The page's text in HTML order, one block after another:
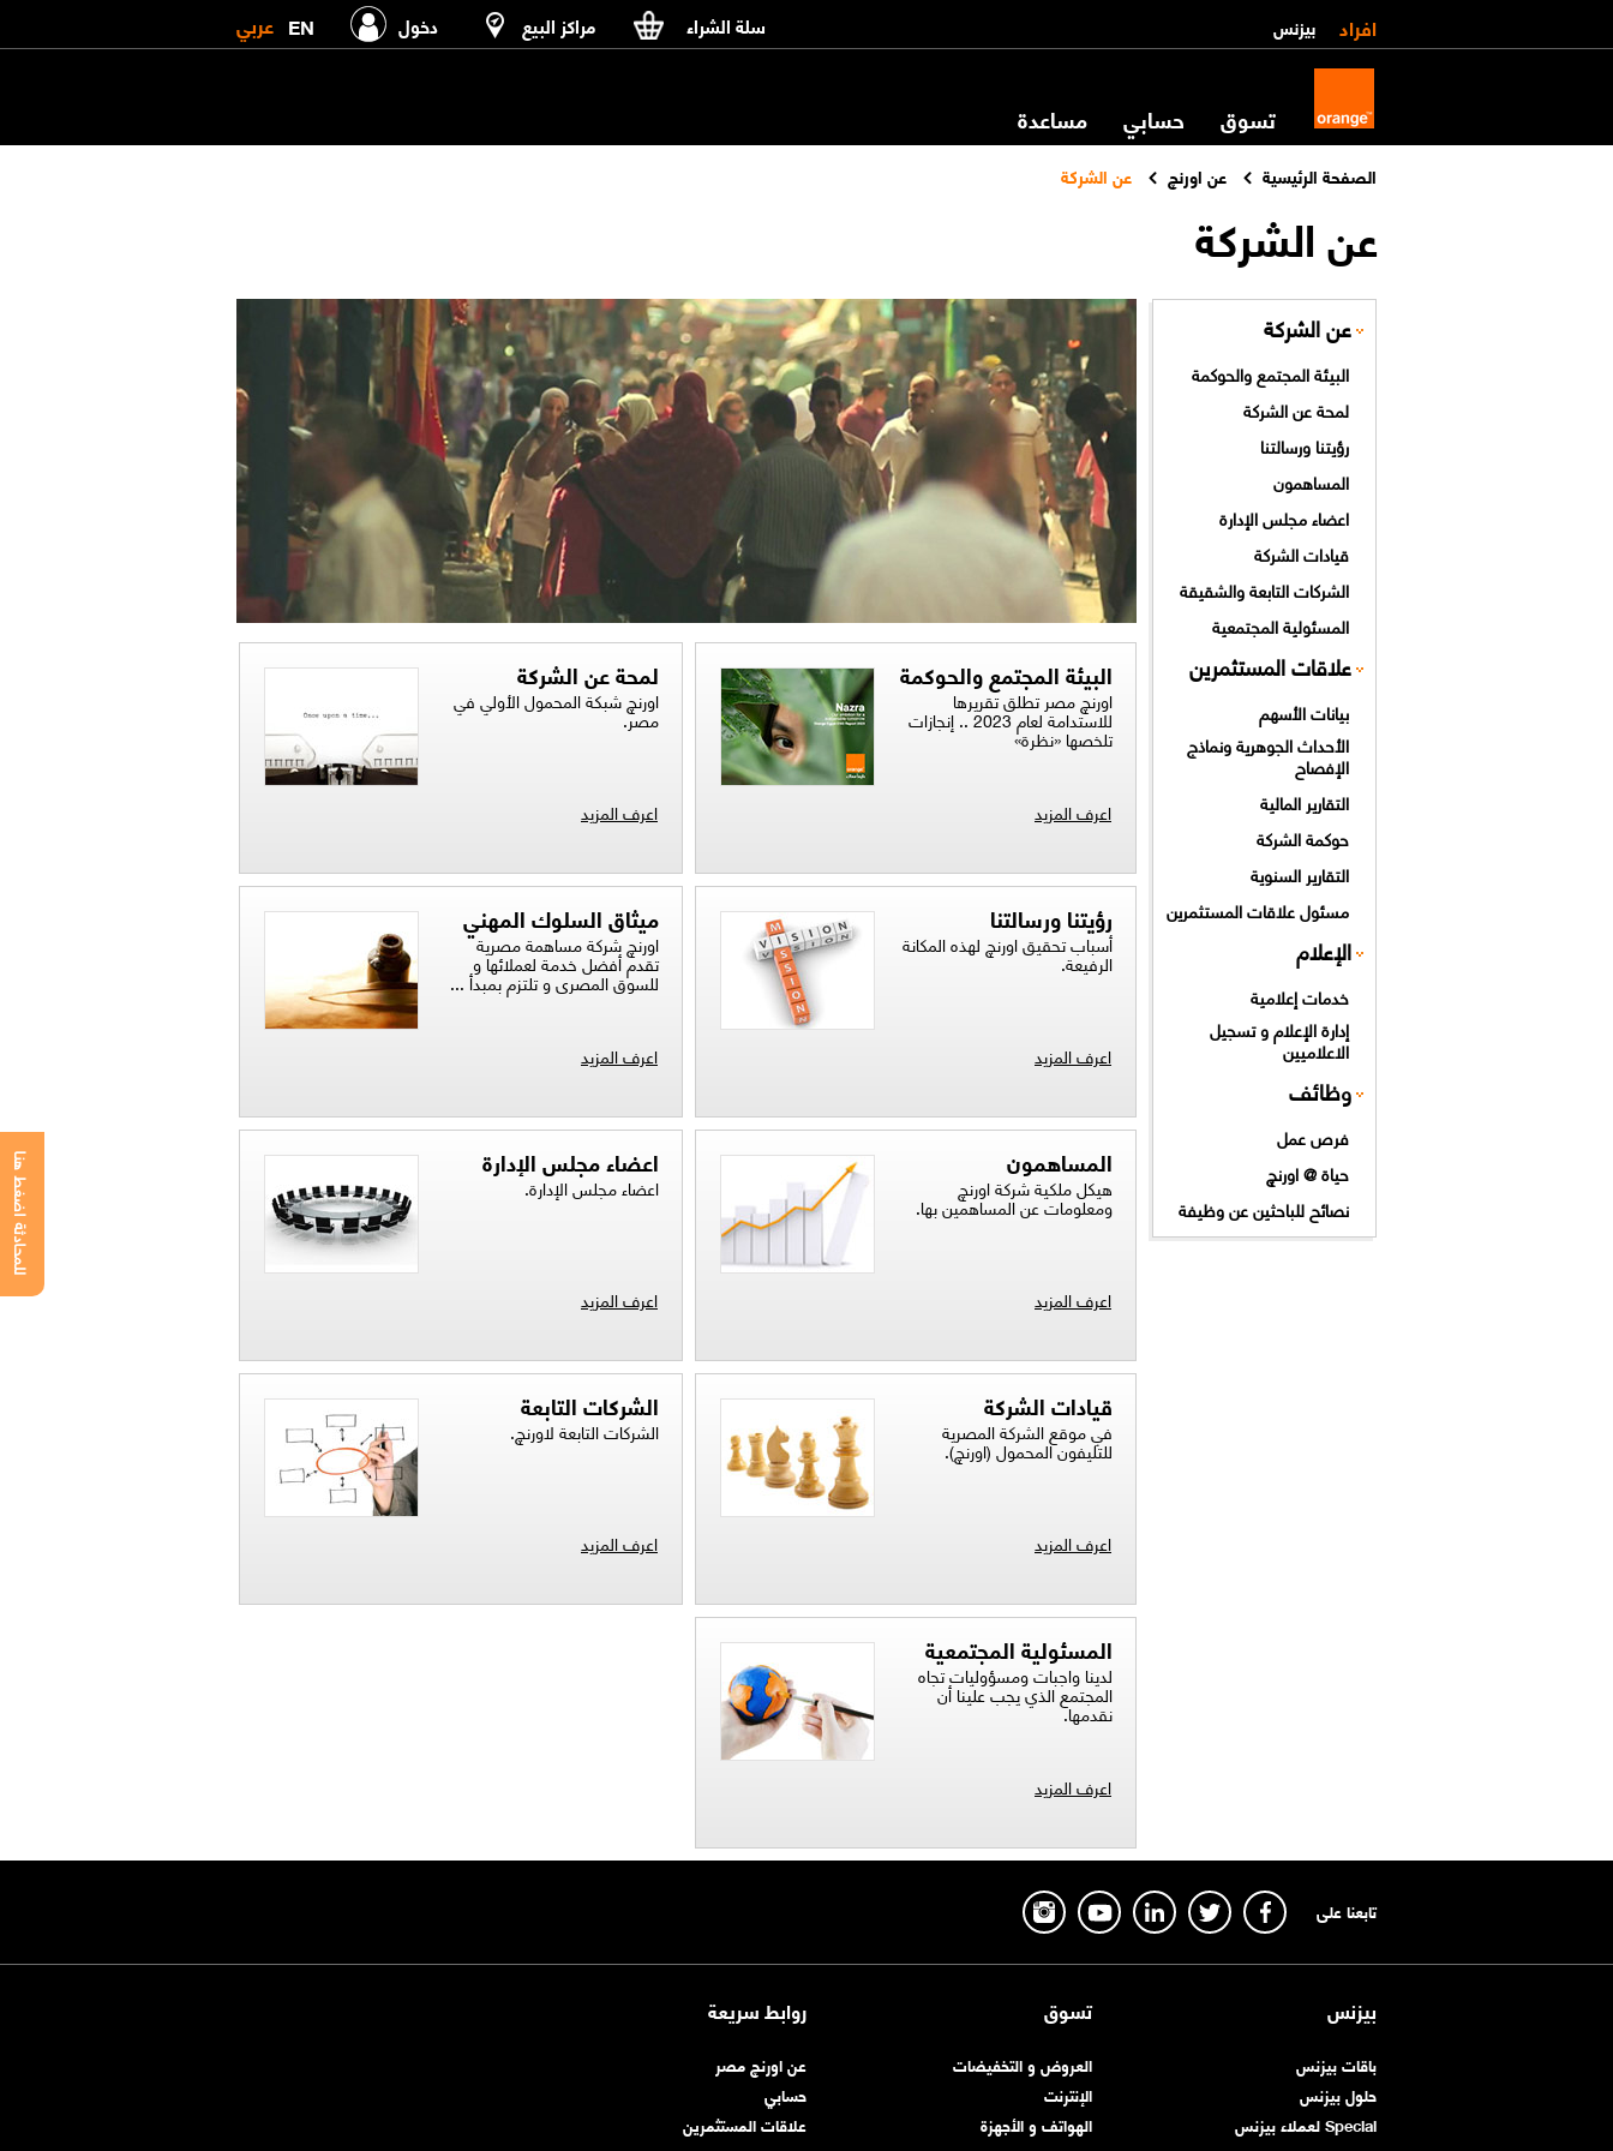
افراد بيزنس سلة الشراء مراكز البيع دخول EN عربي
تسوق حسابي مساعدة
الصفحة الرئيسية عن اورنچ عن الشركة
عن الشركة
عن الشركة
البيئة المجتمع والحوكمة
لمحة عن الشركة
رؤيتنا ورسالتنا
المساهمون
اعضاء مجلس الإدارة
قيادات الشركة
الشركات التابعة والشقيقة
المسئولية المجتمعية
علاقات المستثمرين
بيانات الأسهم
الأحداث الجوهرية ونماذج
الإفصاح
التقارير المالية
حوكمة الشركة
التقارير السنوية
مسئول علاقات المستثمرين
الإعلام
خدمات إعلامية
إدارة الإعلام و تسجيل
الاعلاميين
وظائف
فرص عمل
حياة @ اورنچ
نصائح للباحثين عن وظيفة
البيئة المجتمع والحوكمة
اورنچ مصر تطلق تقريرها
للاستدامة لعام 2023 .. إنجازات
تلخصها «نظرة»
اعرف المزيد
لمحة عن الشركة
اورنچ شبكة المحمول الأولي في
مصر.
اعرف المزيد
رؤيتنا ورسالتنا​
أسباب تحقيق اورنچ لهذه المكانة
الرفيعة.​
اعرف المزيد
ميثاق السلوك المهني
اورنچ شركة مساهمة مصرية
تقدم أفضل خدمة لعملائها و
للسوق المصرى و تلتزم بمبدأ ...
اعرف المزيد
المساهمون
هيكل ملكية شركة اورنچ
ومعلومات عن المساهمين بها.
اعرف المزيد
اعضاء مجلس الإدارة
اعضاء مجلس الإدارة.
اعرف المزيد
قيادات الشركة
في موقع الشركة المصرية
للتليفون المحمول (اورنچ).
اعرف المزيد
الشركات التابعة
الشركات التابعة لاورنچ.
اعرف المزيد
المسئولية المجتمعية
لدينا واجبات ومسؤوليات تجاه
المجتمع الذي يجب علينا أن
نقدمها.
اعرف المزيد
للمحادثة اضغط هنا
تابعنا على
بيزنس
باقات بيزنس
حلول بيزنس
Special لعملاء بيزنس
تسوق
العروض و التخفيضات
الإنترنت
الهواتف و الأجهزة
روابط سريعة
عن اورنچ مصر
حسابي
علاقات المستثمرين